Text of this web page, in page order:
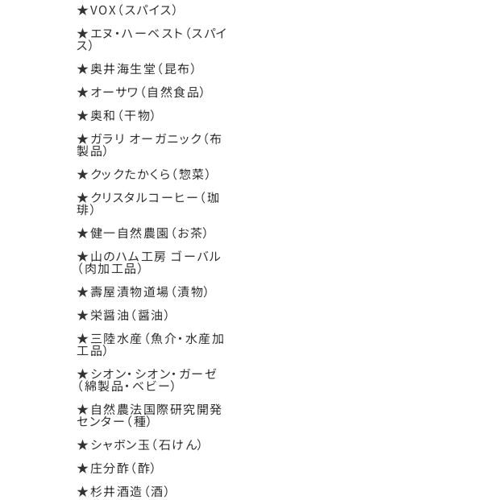
★VOX（スパイス）
★エヌ・ハーベスト（スパイ
ス）
★奥井海生堂（昆布）
★オーサワ（自然食品）
★奥和（干物）
★ガラリ オーガニック（布
製品）
★クックたかくら（惣菜）
★クリスタルコーヒー（珈
琲）
★健一自然農園（お茶）
★山のハム工房 ゴーバル
（肉加工品）
★壽屋漬物道場（漬物）
★栄醤油（醤油）
★三陸水産（魚介・水産加
工品）
★シオン・シオン・ガーゼ
（綿製品・ベビー）
★自然農法国際研究開発
センター（種）
★シャボン玉（石けん）
★庄分酢（酢）
★杉井酒造（酒）